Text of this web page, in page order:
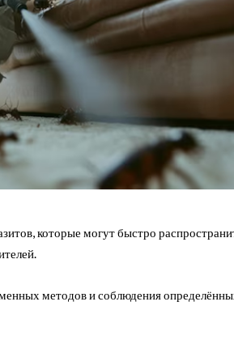
которые могут быстро
методов и соблюдения